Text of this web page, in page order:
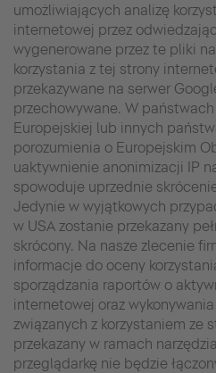
umożliwiających analizę
internetowej przez
wygenerowane przez te pliki
korzystania z tej strony
przekazywane na serwer
przechowywane. W państwach
Europejskiej lub innych
porozumienia o Europejskim
uaktywnienie anonimizacji IP
spowoduje uprzednie
Jedynie w wyjątkowych
w USA zostanie przekazany
skrócony. Na nasze zlecenie
informacje do oceny
sporządzania raportów o
internetowej oraz
związanych z korzystaniem ze
przekazany w ramach
przeglądarkę nie będzie